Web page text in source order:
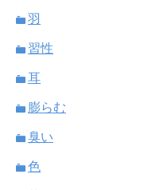
羽
習性
耳
膨らむ
臭い
色